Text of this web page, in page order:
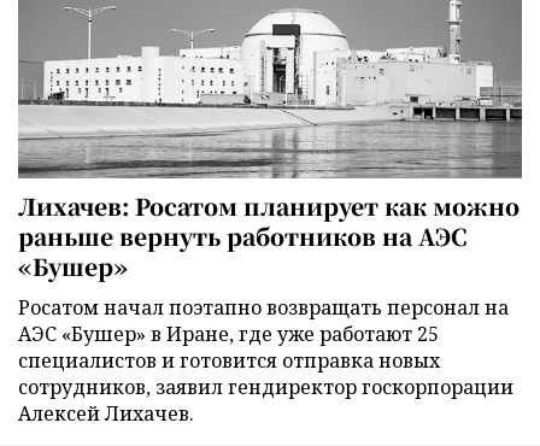
Лихачев: Росатом планирует как можно
раньше вернуть работников на АЭС
«Бушер»
Росатом начал поэтапно возвращать персонал на
АЭС «Бушер» в Иране, где уже работают 25
специалистов и готовится отправка новых
сотрудников, заявил гендиректор госкорпорации
Алексей Лихачев.